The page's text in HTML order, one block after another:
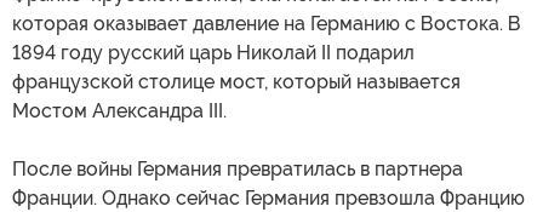
которая оказывает давление на Германию с Востока. В
1894 году русский царь Николай II подарил
французской столице мост, который называется
Мостом Александра III.
После войны Германия превратилась в партнера
Франции. Однако сейчас Германия превзошла Францию